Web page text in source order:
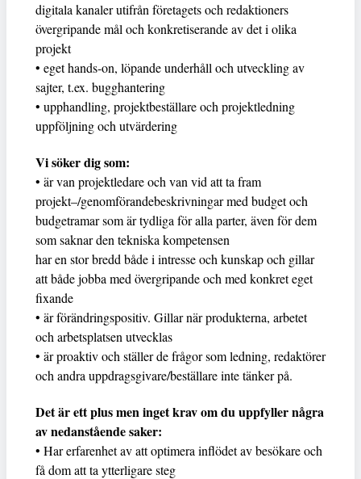
digitala kanaler utifrån företagets och redaktioners
övergripande mål och konkretiserande av det i olika
projekt
• eget hands-on, löpande underhåll och utveckling av
sajter, t.ex. bugghantering
• upphandling, projektbeställare och projektledning
uppföljning och utvärdering
Vi söker dig som:
• är van projektledare och van vid att ta fram
projekt–/genomförandebeskrivningar med budget och
budgetramar som är tydliga för alla parter, även för dem
som saknar den tekniska kompetensen
har en stor bredd både i intresse och kunskap och gillar
att både jobba med övergripande och med konkret eget
fixande
• är förändringspositiv. Gillar när produkterna, arbetet
och arbetsplatsen utvecklas
• är proaktiv och ställer de frågor som ledning, redaktörer
och andra uppdragsgivare/beställare inte tänker på.
Det är ett plus men inget krav om du uppfyller några
av nedanstående saker:
• Har erfarenhet av att optimera inflödet av besökare och
få dom att ta ytterligare steg